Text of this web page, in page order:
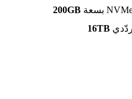
200GB
16TB